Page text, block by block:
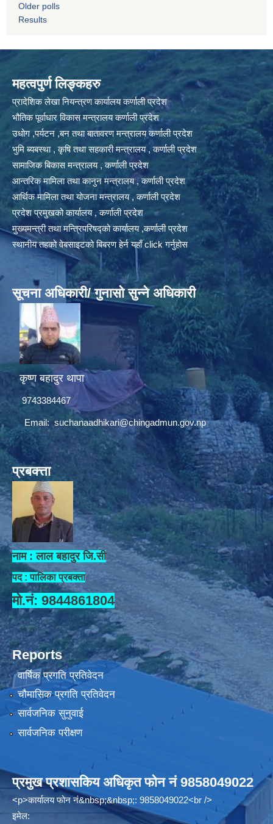
Older polls
Results
महत्वपुर्ण लिङ्कहरु
प्रादेशिक लेखा नियन्त्रण कार्यालय कर्णाली प्रदेश
भौतिक पूर्वाधार विकास मन्त्रालय कर्णाली प्रदेश
उधोग ,पर्यटन ,बन तथा बातावरण मन्त्रालय कर्णाली प्रदेश
भुमि ब्यबस्था , कृषि तथा सहकारी मन्त्रालय , कर्णाली प्रदेश
सामाजिक बिकास मन्त्रालय , कर्णाली प्रदेश
आन्तरिक मामिला तथा कानुन मन्त्रालय , कर्णाली प्रदेश
आर्थिक मामिला तथा योजना मन्त्रालय , कर्णाली प्रदेश
प्रदेश प्रमुखको कार्यालय , कर्णाली प्रदेश
मुख्यमन्त्री तथा मन्त्रिपरिषद्को कार्यालय ,कर्णाली प्रदेश
स्थानीय तहको वेबसाइटको बिबरण हेर्न यहाँ click गर्नुहोस
सूचना अधिकारी/ गुनासो सुन्ने अधिकारी
कृष्ण बहादुर थापा
9743384467
Email:suchanaadhikari@chingadmun.gov.np
प्रबक्त्ता
नाम : लाल बहादुर जि.सी
पद : पालिका प्रबक्ता
मो.नं: 9844861804
Reports
वार्षिक प्रगति प्रतिवेदन
चौमासिक प्रगति प्रतिवेदन
सार्वजनिक सुनुवाई
सार्वजनिक परीक्षण
प्रमुख प्रशासकिय अधिकृत फोन नं 9858049022
<p>कार्यालय फोन नं&nbsp;&nbsp;: 9858049022<br />
इमेल: